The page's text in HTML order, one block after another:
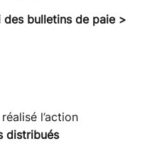
des bulletins de paie >
l’action
distribués